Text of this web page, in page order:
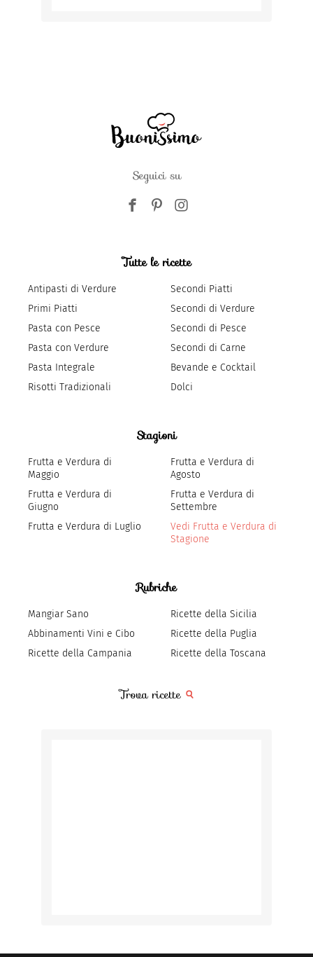
Seguici su
Tutte le ricette
Antipasti di Verdure
Primi Piatti
Pasta con Pesce
Pasta con Verdure
Pasta Integrale
Risotti Tradizionali
Secondi Piatti
Secondi di Verdure
Secondi di Pesce
Secondi di Carne
Bevande e Cocktail
Dolci
Stagioni
Frutta e Verdura di
Maggio
Frutta e Verdura di
Giugno
Frutta e Verdura di Luglio
Frutta e Verdura di
Agosto
Frutta e Verdura di
Settembre
Vedi Frutta e Verdura di
Stagione
Rubriche
Mangiar Sano
Abbinamenti Vini e Cibo
Ricette della Campania
Ricette della Sicilia
Ricette della Puglia
Ricette della Toscana
Trova ricette